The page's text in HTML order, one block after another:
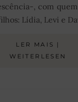
, com
Lídia, Levi e
LER MAIS |
WEITERLESEN